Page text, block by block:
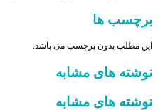
برچسب ها
این مطلب بدون برچسب می باشد.
نوشته های مشابه
نوشته های مشابه